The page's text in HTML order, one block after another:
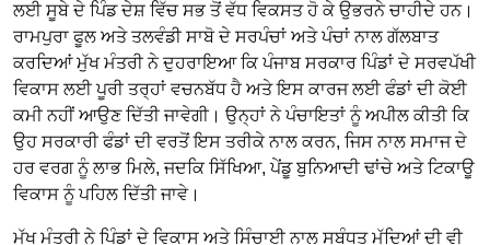
ਲਈ ਸੂਬੇ ਦੇ ਪਿੰਡ ਦੇਸ਼ ਵਿੱਚ ਸਭ ਤੋਂ ਵੱਧ ਵਿਕਸਤ ਹੋ ਕੇ ਉਭਰਨੇ ਚਾਹੀਦੇ ਹਨ।
ਰਾਮਪੁਰਾ ਫੂਲ ਅਤੇ ਤਲਵੰਡੀ ਸਾਬੋ ਦੇ ਸਰਪੰਚਾਂ ਅਤੇ ਪੰਚਾਂ ਨਾਲ ਗੱਲਬਾਤ
ਕਰਦਿਆਂ ਮੁੱਖ ਮੰਤਰੀ ਨੇ ਦੁਹਰਾਇਆ ਕਿ ਪੰਜਾਬ ਸਰਕਾਰ ਪਿੰਡਾਂ ਦੇ ਸਰਵਪੱਖੀ
ਵਿਕਾਸ ਲਈ ਪੂਰੀ ਤਰ੍ਹਾਂ ਵਚਨਬੱਧ ਹੈ ਅਤੇ ਇਸ ਕਾਰਜ ਲਈ ਫੰਡਾਂ ਦੀ ਕੋਈ
ਕਮੀ ਨਹੀਂ ਆਉਣ ਦਿੱਤੀ ਜਾਵੇਗੀ। ਉਨ੍ਹਾਂ ਨੇ ਪੰਚਾਇਤਾਂ ਨੂੰ ਅਪੀਲ ਕੀਤੀ ਕਿ
ਉਹ ਸਰਕਾਰੀ ਫੰਡਾਂ ਦੀ ਵਰਤੋਂ ਇਸ ਤਰੀਕੇ ਨਾਲ ਕਰਨ, ਜਿਸ ਨਾਲ ਸਮਾਜ ਦੇ
ਹਰ ਵਰਗ ਨੂੰ ਲਾਭ ਮਿਲੇ, ਜਦਕਿ ਸਿੱਖਿਆ, ਪੇਂਡੂ ਬੁਨਿਆਦੀ ਢਾਂਚੇ ਅਤੇ ਟਿਕਾਊ
ਵਿਕਾਸ ਨੂੰ ਪਹਿਲ ਦਿੱਤੀ ਜਾਵੇ।
ਮੁੱਖ ਮੰਤਰੀ ਨੇ ਪਿੰਡਾਂ ਦੇ ਵਿਕਾਸ ਅਤੇ ਸਿੰਚਾਈ ਨਾਲ ਸਬੰਧਤ ਮੁੱਦਿਆਂ ਦੀ ਵੀ